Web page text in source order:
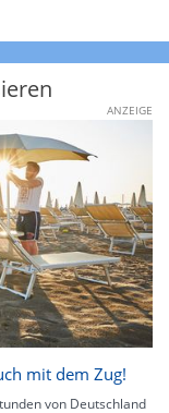
ANZEIGE
mit dem Zug!
von Deutschland